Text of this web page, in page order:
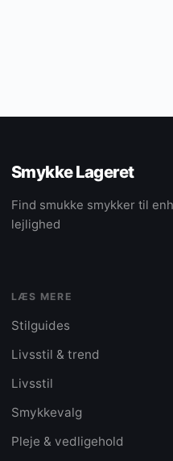
Smykke Lageret
Find smukke smykker til
lejlighed
LÆS MERE
Stilguides
Livsstil & trend
Livsstil
Smykkevalg
Pleje & vedligehold